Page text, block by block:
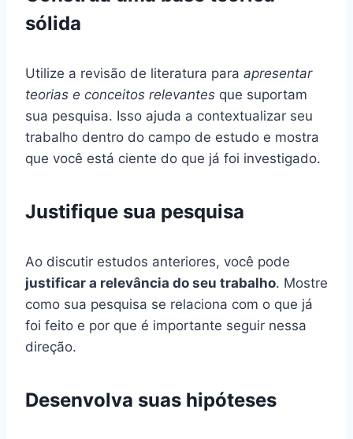
sólida
Utilize a revisão de literatura para apresentar
teorias e conceitos relevantes que suportam
sua pesquisa. Isso ajuda a contextualizar seu
trabalho dentro do campo de estudo e mostra
que você está ciente do que já foi investigado.
Justifique sua pesquisa
Ao discutir estudos anteriores, você pode
justificar a relevância do seu trabalho. Mostre
como sua pesquisa se relaciona com o que já
foi feito e por que é importante seguir nessa
direção.
Desenvolva suas hipóteses